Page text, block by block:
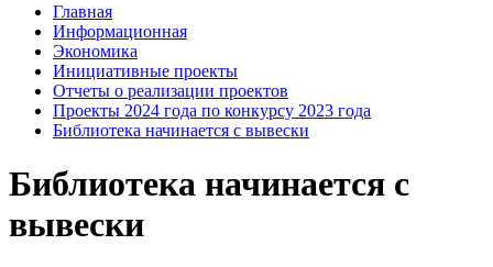
Главная
Информационная
Экономика
Инициативные проекты
Отчеты о реализации проектов
Проекты 2024 года по конкурсу 2023 года
Библиотека начинается с вывески
Библиотека начинается с
вывески